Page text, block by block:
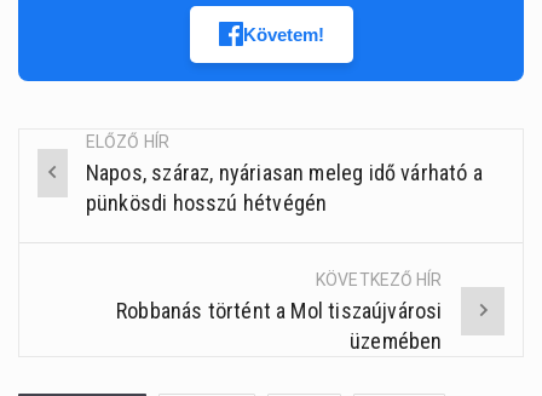
Követem!
Post
navigation
ELŐZŐ HÍR
Napos, száraz, nyáriasan meleg idő várható a
pünkösdi hosszú hétvégén
KÖVETKEZŐ HÍR
Robbanás történt a Mol tiszaújvárosi
üzemében